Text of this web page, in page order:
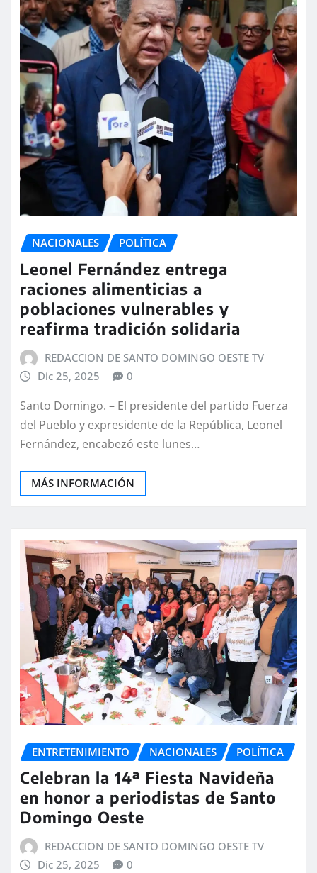
NACIONALES POLÍTICA
Leonel Fernández entrega
raciones alimenticias a
poblaciones vulnerables y
reafirma tradición solidaria
REDACCION DE SANTO DOMINGO OESTE TV
Dic 25, 2025
0
Santo Domingo. – El presidente del partido Fuerza
del Pueblo y expresidente de la República, Leonel
Fernández, encabezó este lunes…
MÁS INFORMACIÓN
ENTRETENIMIENTO NACIONALES POLÍTICA
Celebran la 14ª Fiesta Navideña
en honor a periodistas de Santo
Domingo Oeste
REDACCION DE SANTO DOMINGO OESTE TV
Dic 25, 2025
0